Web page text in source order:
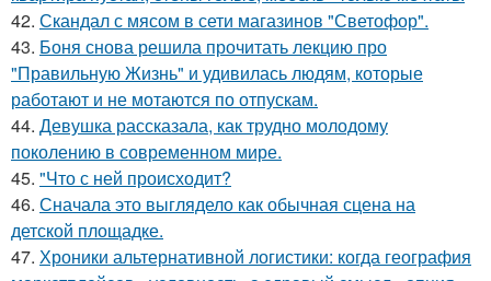
42. Скандал с мясом в сети магазинов "Светофор".
43. Боня снова решила прочитать лекцию про
"Правильную Жизнь" и удивилась людям, которые
работают и не мотаются по отпускам.
44. Девушка рассказала, как трудно молодому
поколению в современном мире.
45. "Что с ней происходит?
46. Сначала это выглядело как обычная сцена на
детской площадке.
47. Хроники альтернативной логистики: когда география